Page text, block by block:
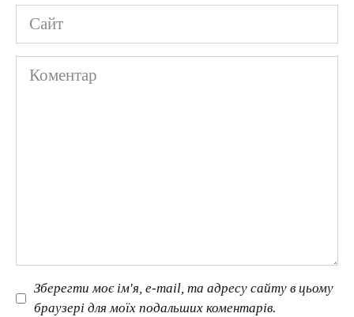
Сайт
Коментар
Зберегти моє ім'я, e-mail, та адресу сайту в цьому
браузері для моїх подальших коментарів.